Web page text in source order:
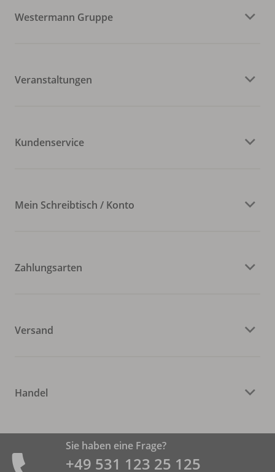
Westermann Gruppe
Veranstaltungen
Kundenservice
Mein Schreibtisch / Konto
Zahlungsarten
Versand
Handel
Sie haben eine Frage?
+49 531 ­123 25 125